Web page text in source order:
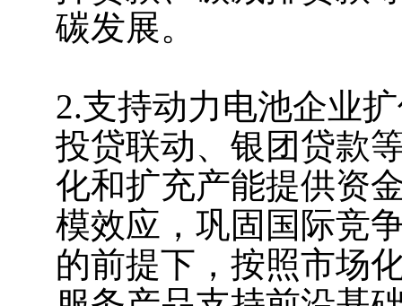
碳发展。
2.支持动力电池企业
投贷联动、银团贷款
化和扩充产能提供资
模效应，巩固国际竞
的前提下，按照市场